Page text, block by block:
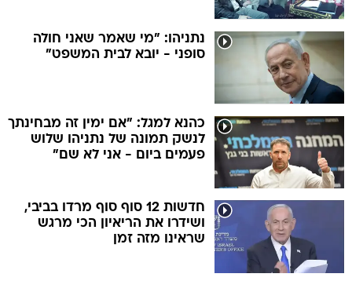
נתניהו: "מי שאמר שאני חולה
סופני - יובא לבית המשפט"
כהנא למגל: "אם ימין זה מבחינתך
לנשק תמונה של נתניהו שלוש
פעמים ביום - אני לא שם"
חדשות 12 סוף סוף מרדו בביבי,
ושידרו את הריאיון הכי מרגש
שראינו מזה זמן